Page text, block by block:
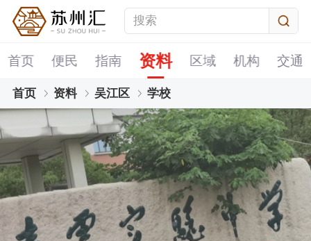
首页 便民 指南 资料 区域 机构 交通
首页 资料 吴江区 学校